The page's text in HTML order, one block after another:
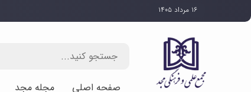
۱۶ مرداد ۱۴۰۵
صفحه اصلی مجله مجد